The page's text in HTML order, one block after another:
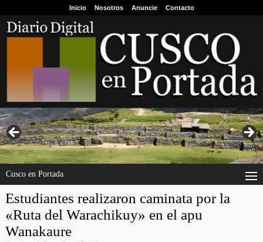
Inicio Nosotros Anuncie Contacto
Cusco en Portada
Estudiantes realizaron caminata por la
«Ruta del Warachikuy» en el apu
Wanakaure